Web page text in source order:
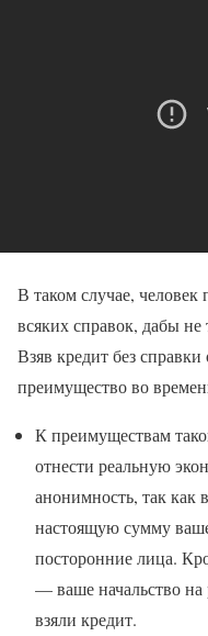
В таком случае, человек
всяких справок, дабы не
Взяв кредит без
преимущество во
К преимуществам
отнести реальную
анонимность, так как
настоящую сумму
посторонние лица.
— ваше начальство на
взяли кредит.